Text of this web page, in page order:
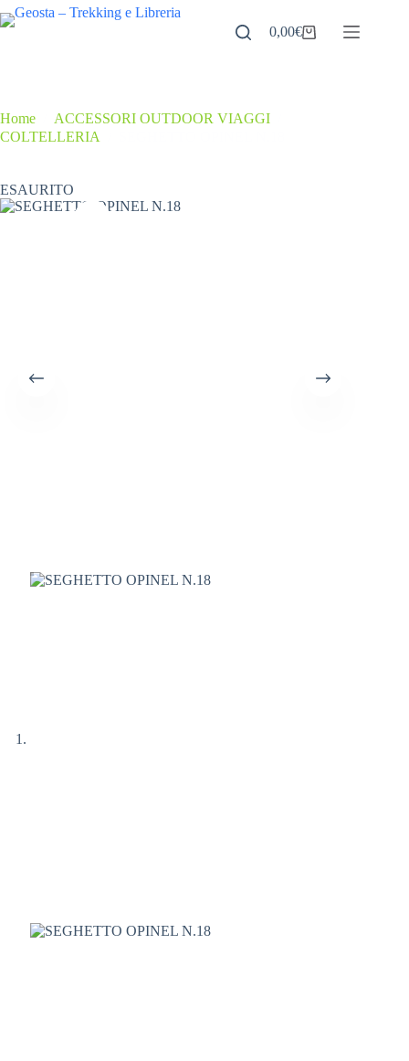
Salta
al
Carrello
0,00€
Home ACCESSORI OUTDOOR VIAGGI
COLTELLERIA
ESAURITO